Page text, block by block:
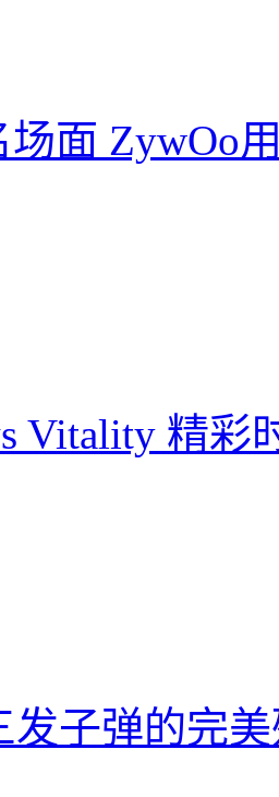
场面 ZywOo
Vitality 精彩
发子弹的完